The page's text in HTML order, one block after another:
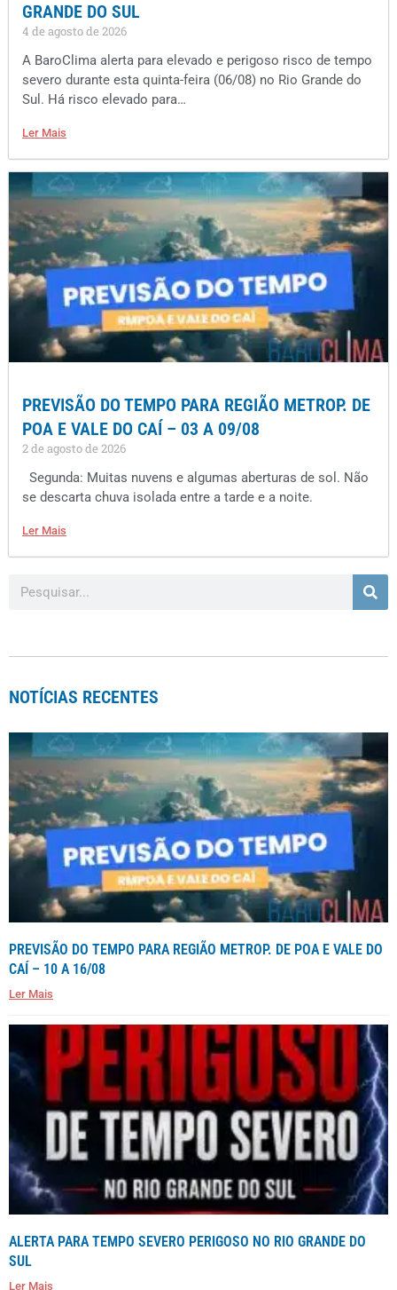
GRANDE DO SUL
4 de agosto de 2026
A BaroClima alerta para elevado e perigoso risco de tempo
severo durante esta quinta-feira (06/08) no Rio Grande do
Sul. Há risco elevado para…
Ler Mais
PREVISÃO DO TEMPO PARA REGIÃO METROP. DE
POA E VALE DO CAÍ – 03 A 09/08
2 de agosto de 2026
Segunda: Muitas nuvens e algumas aberturas de sol. Não
se descarta chuva isolada entre a tarde e a noite.
Ler Mais
NOTÍCIAS RECENTES
PREVISÃO DO TEMPO PARA REGIÃO METROP. DE POA E VALE DO
CAÍ – 10 A 16/08
Ler Mais
ALERTA PARA TEMPO SEVERO PERIGOSO NO RIO GRANDE DO
SUL
Ler Mais